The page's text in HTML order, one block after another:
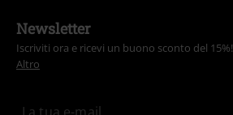
Newsletter
Iscriviti ora e ricevi un buono sconto del 15%!
Altro